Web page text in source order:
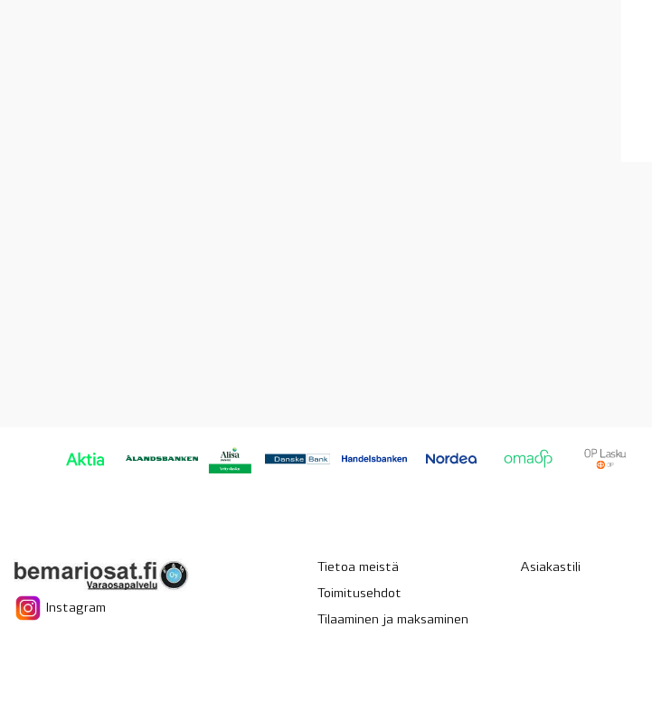
Instagram
Tietoa meistä
Toimitusehdot
Tilaaminen ja maksaminen
Asiakastili